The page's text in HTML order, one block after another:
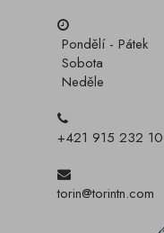
Pondělí - Pátek
Sobota
Neděle
+421 915 232
torin@torintn.com